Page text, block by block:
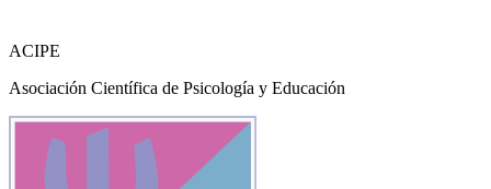
ACIPE
Asociación Científica de Psicología y Educación